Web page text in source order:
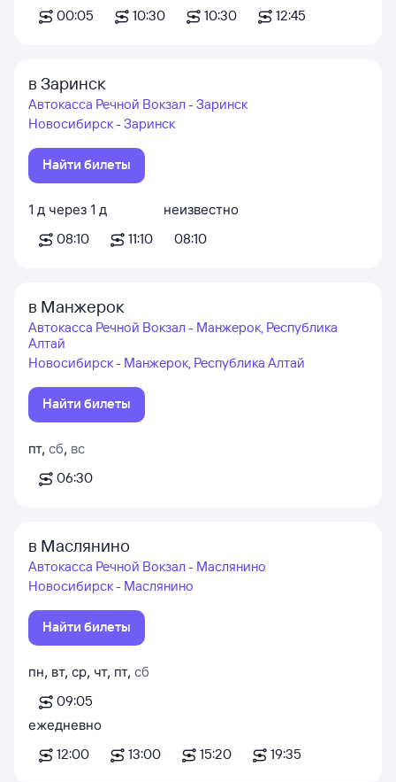
00:05 10:30 10:30 12:45
в Заринск
Автокасса Речной Вокзал - Заринск
Новосибирск - Заринск
Найти билеты
1 д через 1 д
08:10
11:10
неизвестно
08:10
в Манжерок
Автокасса Речной Вокзал - Манжерок, Республика
Алтай
Новосибирск - Манжерок, Республика Алтай
Найти билеты
пт, сб, вс
06:30
в Маслянино
Автокасса Речной Вокзал - Маслянино
Новосибирск - Маслянино
Найти билеты
пн, вт, ср, чт, пт, сб
09:05
ежедневно
12:00
13:00 15:20 19:35